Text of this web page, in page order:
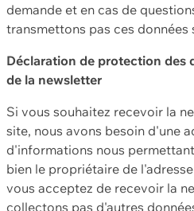
demande et en cas de
transmettons pas ces
Déclaration de protection des
de la newsletter
Si vous souhaitez recevoir la
site, nous avons besoin d'une
d'informations nous
bien le propriétaire de
vous acceptez de recevoir la
collectons pas d'autres